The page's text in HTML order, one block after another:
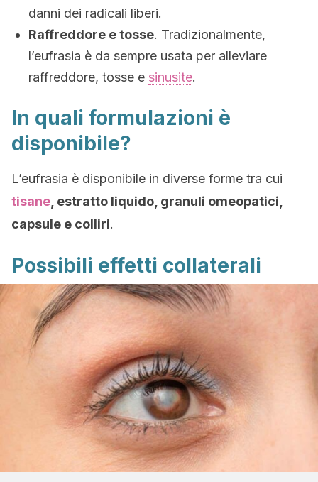
danni dei radicali liberi.
Raffreddore e tosse. Tradizionalmente,
l’eufrasia è da sempre usata per alleviare
raffreddore, tosse e sinusite.
In quali formulazioni è
disponibile?
L’eufrasia è disponibile in diverse forme tra cui
tisane , estratto liquido, granuli omeopatici,
capsule e colliri.
Possibili effetti collaterali